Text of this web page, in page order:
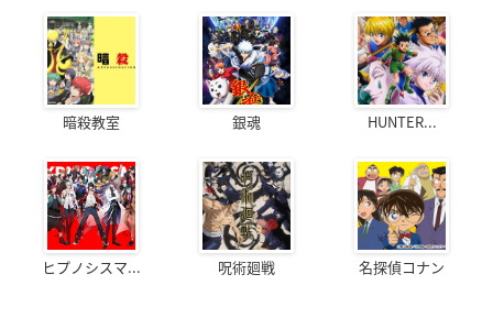
暗殺教室 銀魂 HUNTER...
ヒプノシスマ... 呪術廻戦 名探偵コナン